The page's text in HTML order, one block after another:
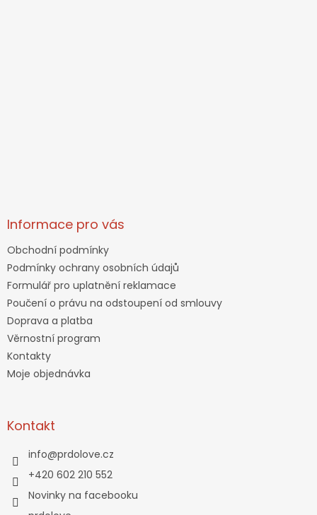
Informace pro vás
Obchodní podmínky
Podmínky ochrany osobních údajů
Formulář pro uplatnění reklamace
Poučení o právu na odstoupení od smlouvy
Doprava a platba
Věrnostní program
Kontakty
Moje objednávka
Kontakt
info@prdolove.cz
+420 602 210 552
Novinky na facebooku